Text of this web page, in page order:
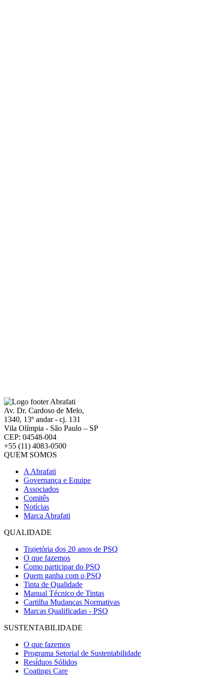
Av. Dr. Cardoso de Melo,
1340, 13º andar - cj. 131
Vila Olímpia - São Paulo – SP
CEP: 04548-004
+55 (11) 4083-0500
QUEM SOMOS
A Abrafati
Governança e Equipe
Associados
Comitês
Notícias
Marca Abrafati
QUALIDADE
Trajetória dos 20 anos de PSQ
O que fazemos
Como participar do PSQ
Quem ganha com o PSQ
Tinta de Qualidade
Manual Técnico de Tintas
Cartilha Mudanças Normativas
Marcas Qualificadas - PSQ
SUSTENTABILIDADE
O que fazemos
Programa Setorial de Sustentabilidade
Resíduos Sólidos
Coatings Care